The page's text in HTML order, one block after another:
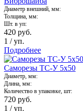
Диаметр внешний, мм:
Толщина, мм:
Шт. в уп:
420 руб.
1 /уп.
Подробнее
Саморезы ТС-У 5х50
Диаметр, мм:
Длина, мм:
Количество в упаковке, шт:
720 руб.
1 /уп.